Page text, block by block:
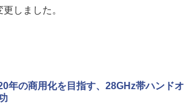
しました。
年の商用化を目指す、28GHz帯ハンドオ